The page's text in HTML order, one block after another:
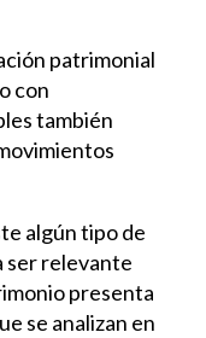
patrimonial
con
también
algún tipo de
ser relevante
presenta
se analizan en